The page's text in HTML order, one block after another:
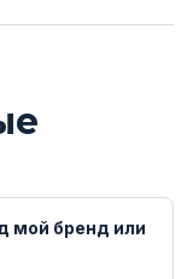
мой бренд или